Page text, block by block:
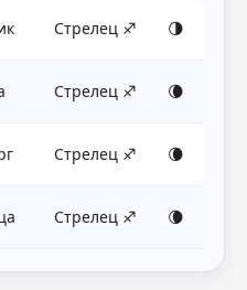
Стрелец ♐ 🌗
Стрелец ♐ 🌘
Стрелец ♐ 🌘
Стрелец ♐ 🌘